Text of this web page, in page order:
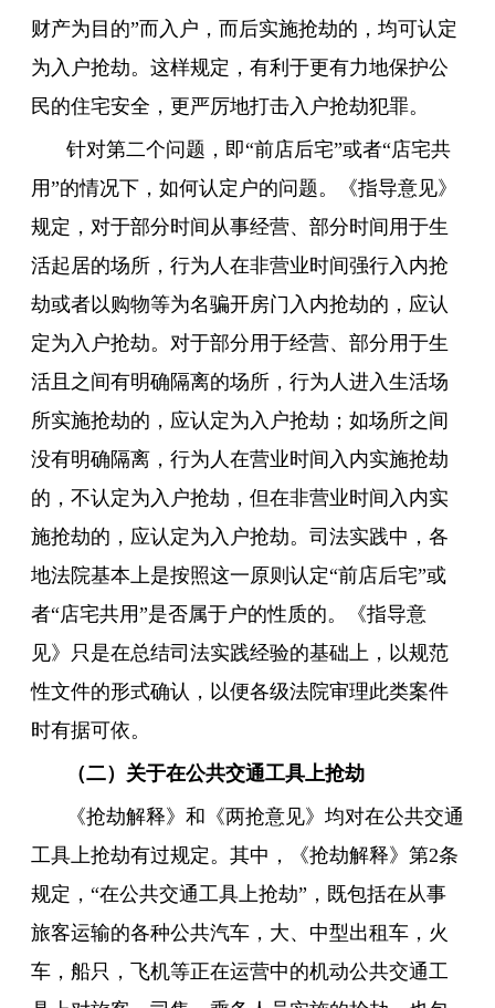
财产为目的”而入户，而后实施抢劫的，均可认定
为入户抢劫。这样规定，有利于更有力地保护公
民的住宅安全，更严厉地打击入户抢劫犯罪。
针对第二个问题，即“前店后宅”或者“店宅共
用”的情况下，如何认定户的问题。《指导意见》
规定，对于部分时间从事经营、部分时间用于生
活起居的场所，行为人在非营业时间强行入内抢
劫或者以购物等为名骗开房门入内抢劫的，应认
定为入户抢劫。对于部分用于经营、部分用于生
活且之间有明确隔离的场所，行为人进入生活场
所实施抢劫的，应认定为入户抢劫；如场所之间
没有明确隔离，行为人在营业时间入内实施抢劫
的，不认定为入户抢劫，但在非营业时间入内实
施抢劫的，应认定为入户抢劫。司法实践中，各
地法院基本上是按照这一原则认定“前店后宅”或
者“店宅共用”是否属于户的性质的。《指导意
见》只是在总结司法实践经验的基础上，以规范
性文件的形式确认，以便各级法院审理此类案件
时有据可依。
（二）关于在公共交通工具上抢劫
《抢劫解释》和《两抢意见》均对在公共交通
工具上抢劫有过规定。其中，《抢劫解释》第2条
规定，“在公共交通工具上抢劫”，既包括在从事
旅客运输的各种公共汽车，大、中型出租车，火
车，船只，飞机等正在运营中的机动公共交通工